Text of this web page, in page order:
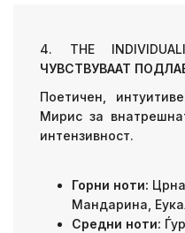
4. THE
ЧУВСТВУВААТ
Поетичен,
Мирис за
интензивност.
Горни ноти:
Мандарина,
Средни ноти: